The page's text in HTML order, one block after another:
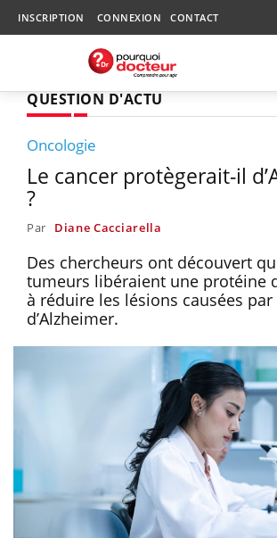
INSCRIPTION CONNEXION CONTACT
QUESTION D'ACTU
Oncologie
Le cancer protègerait-il
?
Par Diane Cacciarella
Des chercheurs ont découvert
tumeurs libéraient une protéine
à réduire les lésions causées
d’Alzheimer.